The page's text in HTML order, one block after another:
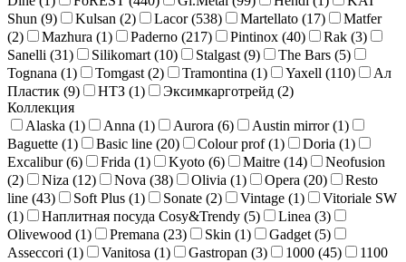
Shun (9) Kulsan (2) Lacor (538) Martellato (17)
Matfer
(2) Mazhura (1) Paderno (217) Pintinox (40) Rak (3)
Sanelli (31) Silikomart (10) Stalgast (9) The Bars (5)
Tognana (1) Tomgast (2) Tramontina (1) Yaxell (110)
Ал
Пластик (9) НТЗ (1) Эксимкарготрейд (2)
Коллекция
Alaska (1) Anna (1) Aurora (6) Austin mirror (1)
Baguette (1) Basic line (20) Colour prof (1) Doria (1)
Excalibur (6) Frida (1) Kyoto (6) Maitre (14)
Neofusion
(2) Niza (12) Nova (38) Olivia (1) Opera (20)
Resto
line (43) Soft Plus (1) Sonate (2) Vintage (1)
Vitoriale SW
(1) Наплитная посуда Cosy&Trendy (5) Linea (3)
Olivewood (1) Premana (23) Skin (1) Gadget (5)
Asseccori (1) Vanitosa (1) Gastropan (3) 1000 (45)
1100